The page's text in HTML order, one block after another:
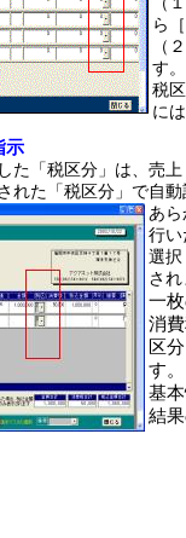
ら
（
す。
税
に
示
た「税区分」は、売
れた「税区分」で自
あら
行い
選択
さ
一
消
区
す。
基
結